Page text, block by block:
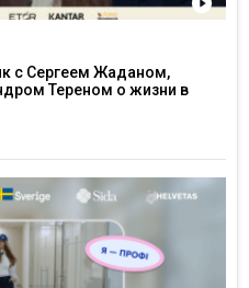
с Сергеем Жаданом,
Тереном о жизни в